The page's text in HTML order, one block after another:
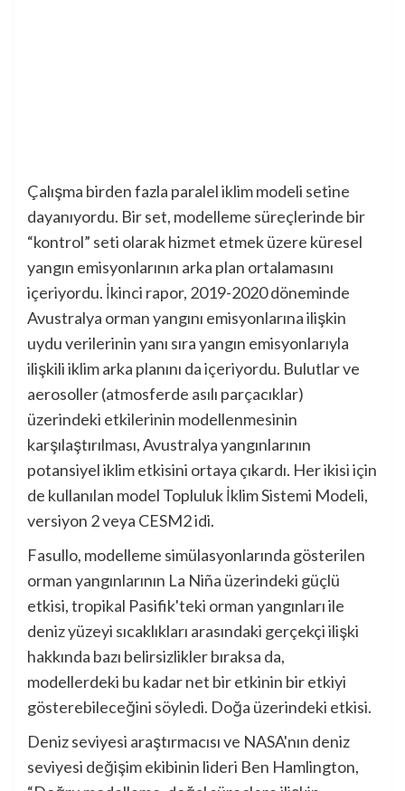
Çalışma birden fazla paralel iklim modeli setine
dayanıyordu. Bir set, modelleme süreçlerinde bir
“kontrol” seti olarak hizmet etmek üzere küresel
yangın emisyonlarının arka plan ortalamasını
içeriyordu. İkinci rapor, 2019-2020 döneminde
Avustralya orman yangını emisyonlarına ilişkin
uydu verilerinin yanı sıra yangın emisyonlarıyla
ilişkili iklim arka planını da içeriyordu. Bulutlar ve
aerosoller (atmosferde asılı parçacıklar)
üzerindeki etkilerinin modellenmesinin
karşılaştırılması, Avustralya yangınlarının
potansiyel iklim etkisini ortaya çıkardı. Her ikisi için
de kullanılan model Topluluk İklim Sistemi Modeli,
versiyon 2 veya CESM2 idi.
Fasullo, modelleme simülasyonlarında gösterilen
orman yangınlarının La Niña üzerindeki güçlü
etkisi, tropikal Pasifik'teki orman yangınları ile
deniz yüzeyi sıcaklıkları arasındaki gerçekçi ilişki
hakkında bazı belirsizlikler bıraksa da,
modellerdeki bu kadar net bir etkinin bir etkiyi
gösterebileceğini söyledi. Doğa üzerindeki etkisi.
Deniz seviyesi araştırmacısı ve NASA'nın deniz
seviyesi değişim ekibinin lideri Ben Hamlington,